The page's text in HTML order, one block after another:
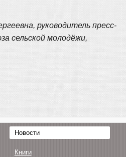
руководитель пресс-
сельской молодёжи,
Новости
Книги